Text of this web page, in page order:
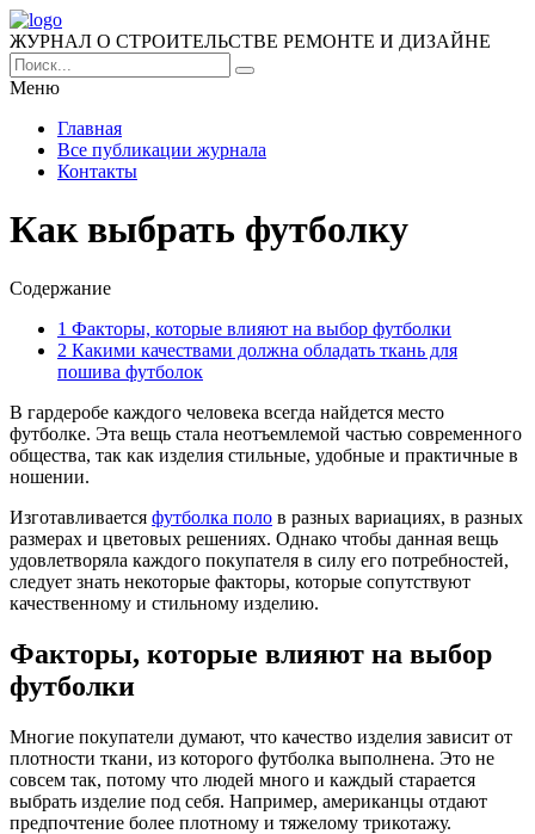
ЖУРНАЛ О СТРОИТЕЛЬСТВЕ РЕМОНТЕ И ДИЗАЙНЕ
Меню
Главная
Все публикации журнала
Контакты
Как выбрать футболку
Содержание
1 Факторы, которые влияют на выбор футболки
2 Какими качествами должна обладать ткань для
пошива футболок
В гардеробе каждого человека всегда найдется место
футболке. Эта вещь стала неотъемлемой частью современного
общества, так как изделия стильные, удобные и практичные в
ношении.
Изготавливается футболка поло в разных вариациях, в разных
размерах и цветовых решениях. Однако чтобы данная вещь
удовлетворяла каждого покупателя в силу его потребностей,
следует знать некоторые факторы, которые сопутствуют
качественному и стильному изделию.
Факторы, которые влияют на выбор
футболки
Многие покупатели думают, что качество изделия зависит от
плотности ткани, из которого футболка выполнена. Это не
совсем так, потому что людей много и каждый старается
выбрать изделие под себя. Например, американцы отдают
предпочтение более плотному и тяжелому трикотажу.